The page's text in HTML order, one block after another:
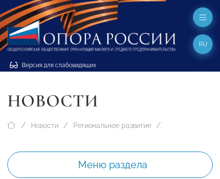
Версия для слабовидящих
RU
НОВОСТИ
Новости Региональное развитие
Меню раздела